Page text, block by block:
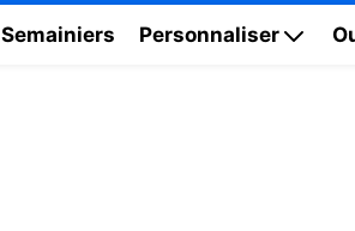
Semainiers Personnaliser